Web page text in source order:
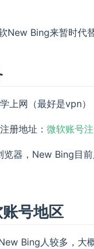
New Bing来暂时代
上网（最好是vpn）
册地址：微软账号
览器，New Bing目
号地区
Bing人较多，大